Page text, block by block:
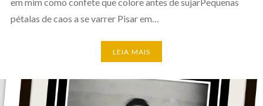
em mim como confete que colore antes de sujarPequenas
pétalas de caos a se varrer Pisar em…
LEIA MAIS